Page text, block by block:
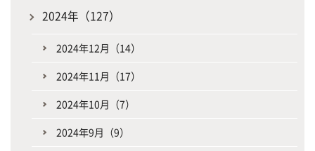
2024年（127）
2024年12月（14）
2024年11月（17）
2024年10月（7）
2024年9月（9）